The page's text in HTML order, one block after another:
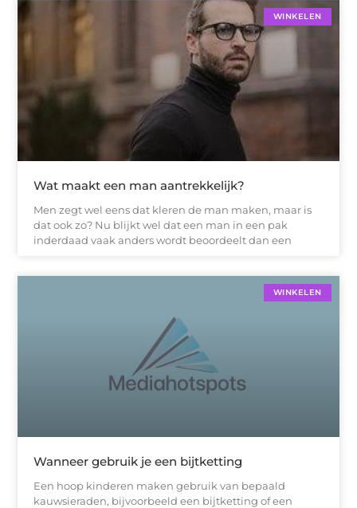
WINKELEN
Wat maakt een man aantrekkelijk?
Men zegt wel eens dat kleren de man maken, maar is
dat ook zo? Nu blijkt wel dat een man in een pak
inderdaad vaak anders wordt beoordeelt dan een
WINKELEN
Wanneer gebruik je een bijtketting
Een hoop kinderen maken gebruik van bepaald
kauwsieraden, bijvoorbeeld een bijtketting of een